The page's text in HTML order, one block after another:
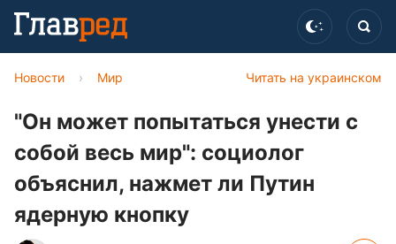
Читать на украинском
Новости › Мир
"Он может попытаться унести с
собой весь мир": социолог
объяснил, нажмет ли Путин
ядерную кнопку